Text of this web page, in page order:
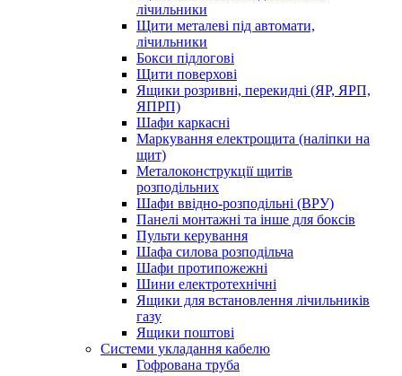
лічильники
Щити металеві під автомати,
лічильники
Бокси підлогові
Щити поверхові
Ящики розривні, перекидні (ЯР, ЯРП,
ЯПРП)
Шафи каркасні
Маркування електрощита (наліпки на
щит)
Металоконструкції щитів
розподільних
Шафи ввідно-розподільні (ВРУ)
Панелі монтажні та інше для боксів
Пульти керування
Шафа силова розподільча
Шафи протипожежні
Шини електротехнічні
Ящики для встановлення лічильників
газу
Ящики поштові
Системи укладання кабелю
Гофрована труба